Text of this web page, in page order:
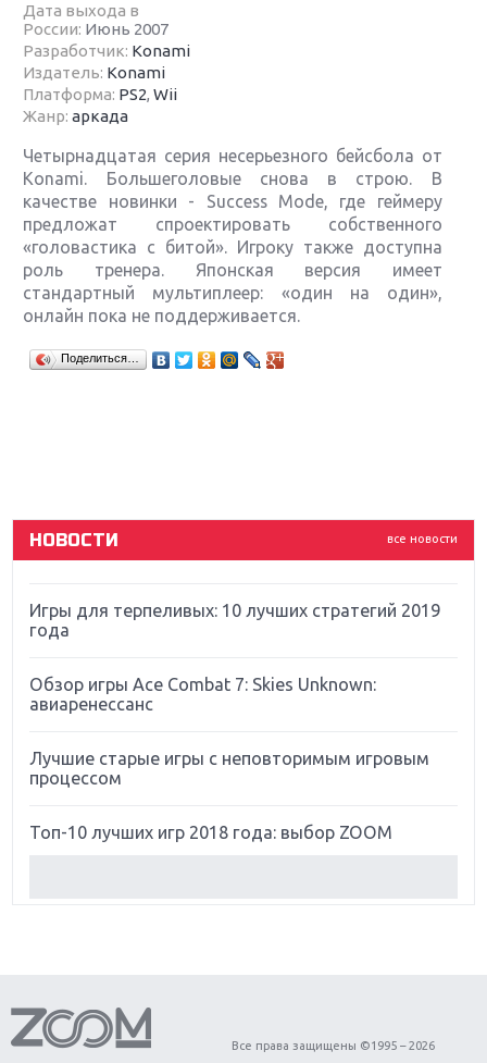
Дата выхода в
России: Июнь 2007
Разработчик: Konami
Издатель: Konami
Платформа: PS2,Wii
Жанр:аркада
Четырнадцатая серия несерьезного бейсбола от
Konami. Большеголовые снова в строю. В
качестве новинки - Success Mode, где геймеру
предложат спроектировать собственного
«головастика с битой». Игроку также доступна
роль тренера. Японская версия имеет
стандартный мультиплеер: «один на один»,
онлайн пока не поддерживается.
Поделиться…
все новости
НОВОСТИ
Крупнейшие релизы мая: Nintendo, Microsoft и
Sony
Far Cry 5: хвалить нельзя ругать
Игры для терпеливых: 10 лучших стратегий 2019
года
Обзор игры Ace Combat 7: Skies Unknown:
авиаренессанс
Лучшие старые игры с неповторимым игровым
процессом
Топ-10 лучших игр 2018 года: выбор ZOOM
Обзор игры Forza Horizon 4: вершина эволюции
Все права защищены ©1995 – 2026